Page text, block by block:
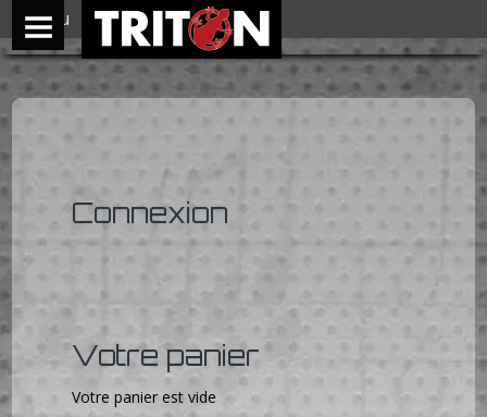
Connexion
Votre panier
Votre panier est vide
Menu